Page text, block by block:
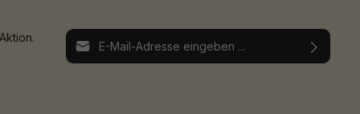
E-Mail-Adresse*